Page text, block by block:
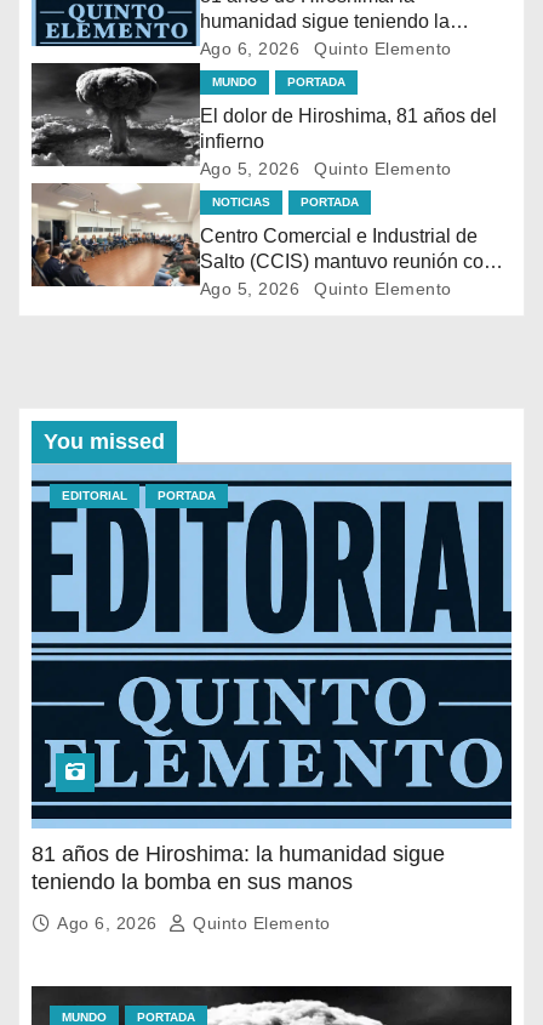
humanidad sigue teniendo la
bomba en sus manos
Ago 6, 2026 Quinto Elemento
MUNDO PORTADA
El dolor de Hiroshima, 81 años del
infierno
Ago 5, 2026 Quinto Elemento
NOTICIAS PORTADA
Centro Comercial e Industrial de
Salto (CCIS) mantuvo reunión con
autoridades policiales y
Ago 5, 2026 Quinto Elemento
You missed
EDITORIAL PORTADA
81 años de Hiroshima: la humanidad sigue
teniendo la bomba en sus manos
Ago 6, 2026 Quinto Elemento
MUNDO PORTADA